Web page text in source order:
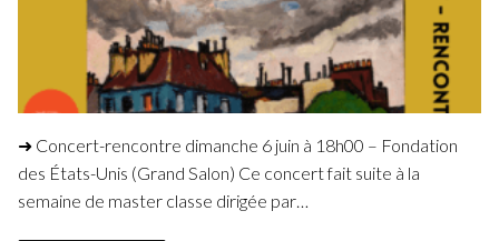
➜ Concert-rencontre dimanche 6 juin à 18h00 – Fondation
des États-Unis (Grand Salon) Ce concert fait suite à la
semaine de master classe dirigée par…